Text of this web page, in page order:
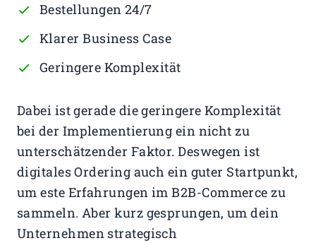
Bestellungen 24/7
Klarer Business Case
Geringere Komplexität
Dabei ist gerade die geringere Komplexität
bei der Implementierung ein nicht zu
unterschätzender Faktor. Deswegen ist
digitales Ordering auch ein guter Startpunkt,
um este Erfahrungen im B2B-Commerce zu
sammeln. Aber kurz gesprungen, um dein
Unternehmen strategisch